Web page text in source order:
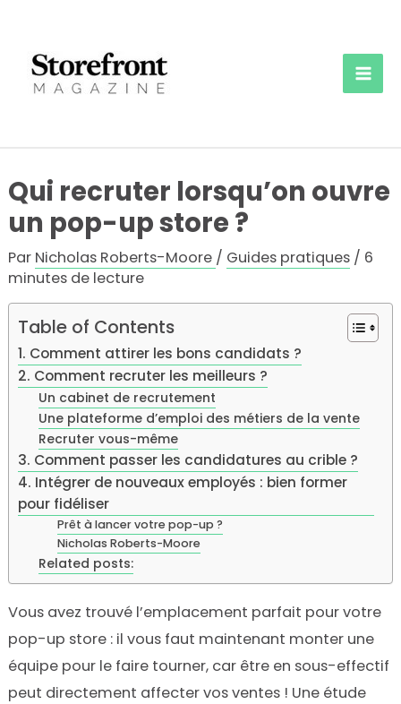
contenu
Qui recruter lorsqu’on ouvre
un pop-up store ?
Par Nicholas Roberts-Moore / Guides pratiques/ 6
minutes de lecture
Table of Contents
1. Comment attirer les bons candidats ?
2. Comment recruter les meilleurs ?
Un cabinet de recrutement
Une plateforme d’emploi des métiers de la vente
Recruter vous-même
3. Comment passer les candidatures au crible ?
4. Intégrer de nouveaux employés : bien former
pour fidéliser
Prêt à lancer votre pop-up ?
Nicholas Roberts-Moore
Related posts:
Vous avez trouvé l’emplacement parfait pour votre
pop-up store : il vous faut maintenant monter une
équipe pour le faire tourner, car être en sous-effectif
peut directement affecter vos ventes ! Une étude